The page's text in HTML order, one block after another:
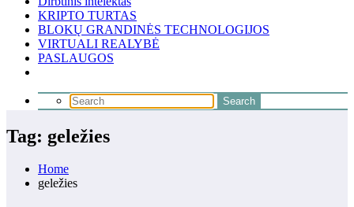
KRIPTO TURTAS
BLOKŲ GRANDINĖS TECHNOLOGIJOS
VIRTUALI REALYBĖ
PASLAUGOS
Tag: geležies
Home
geležies